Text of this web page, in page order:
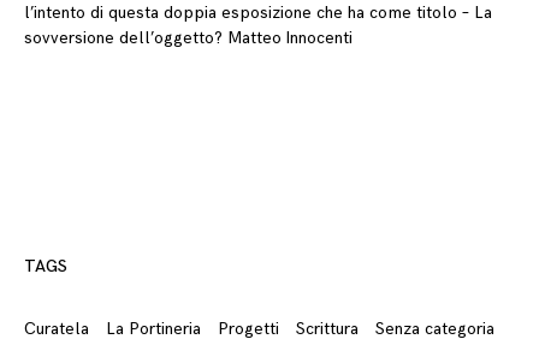
l’intento di questa doppia esposizione che ha come titolo – La
sovversione dell’oggetto? Matteo Innocenti
TAGS
Curatela La Portineria Progetti Scrittura Senza categoria